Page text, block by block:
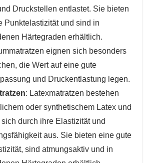
Druckstellen entlastet. Sie bieten
Punktelastizität und sind in
Härtegraden erhältlich.
eignen sich besonders
die Wert auf eine gute
und Druckentlastung legen.
: Latexmatratzen bestehen
oder synthetischem Latex und
durch ihre Elastizität und
aus. Sie bieten eine gute
sind atmungsaktiv und in